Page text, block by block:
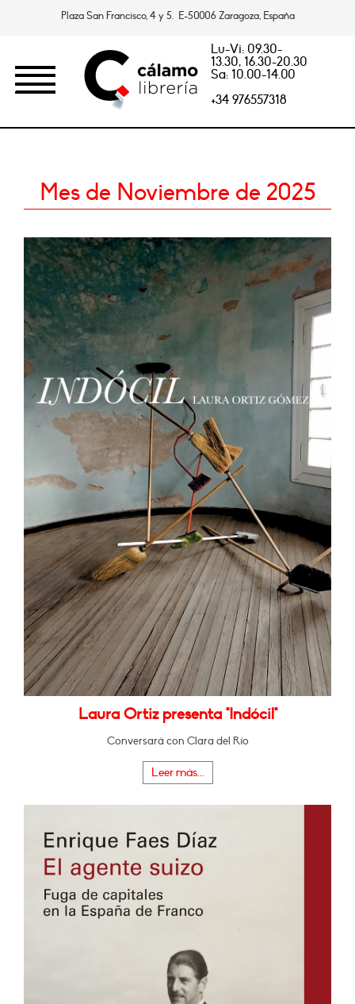
Plaza San Francisco, 4 y 5. E-50006 Zaragoza, España
Lu-Vi: 09.30-
13.30, 16.30-20.30
Sa: 10.00-14.00
+34 976557318
Mes de Noviembre de 2025
Laura Ortiz presenta "Indócil"
Conversará con Clara del Río
Leer más...